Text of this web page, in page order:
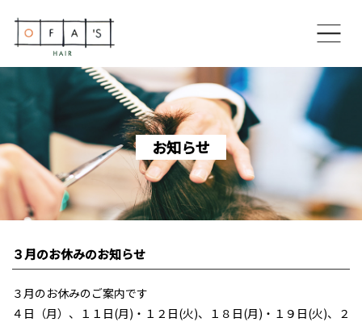
コンセプト
OFA’S HAIR 博多住吉本店
OFA’S HAIR 香椎ネクサス店
OFA’S HAIR 美野島通り店
スペシャルメニュー
お知らせ
３月のお休みのお知らせ
３月のお休みのご案内です
４日（月）、１１日(月)・１２日(火)、１８日(月)・１９日(火)、２